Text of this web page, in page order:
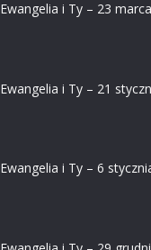
Ewangelia i Ty – 23 marca
Ewangelia i Ty – 21
Ewangelia i Ty – 6